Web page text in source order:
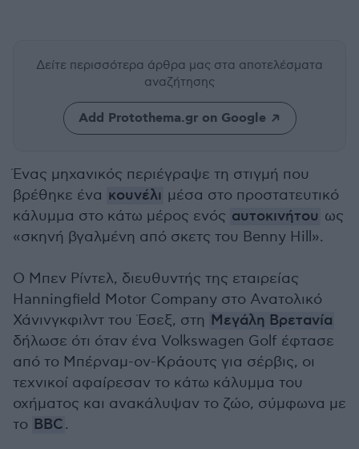
Δείτε περισσότερα άρθρα μας στα αποτελέσματα
αναζήτησης
Add Protothema.gr on Google
Ένας μηχανικός περιέγραψε τη στιγμή που
βρέθηκε ένα κουνέλι μέσα στο προστατευτικό
κάλυμμα στο κάτω μέρος ενός αυτοκινήτου ως
«σκηνή βγαλμένη από σκετς του Benny Hill».
Ο Μπεν Ρίντελ, διευθυντής της εταιρείας
Hanningfield Motor Company στο Ανατολικό
Χάνινγκφιλντ του Έσεξ, στη Μεγάλη Βρετανία
δήλωσε ότι όταν ένα Volkswagen Golf έφτασε
από το Μπέρναμ-ον-Κράουτς για σέρβις, οι
τεχνικοί αφαίρεσαν το κάτω κάλυμμα του
οχήματος και ανακάλυψαν το ζώο, σύμφωνα με
το BBC.